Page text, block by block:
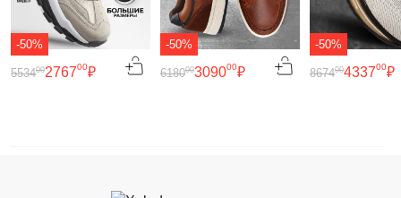
-50%
276700₽
553400
-50%
309000₽
618000
-50%
433700₽
867400